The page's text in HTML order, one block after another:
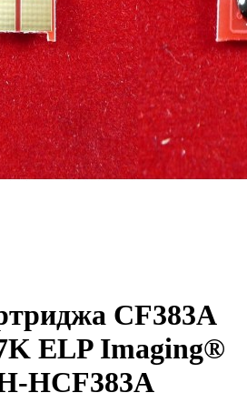
CF383A
ELP Imaging®
HCF383A